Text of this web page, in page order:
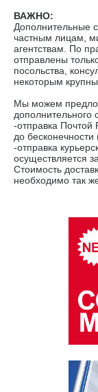
ВАЖНО:
Дополнительные
частным лицам,
агентствам. По
отправлены
посольства,
некоторым
Мы можем
дополнительного
-отправка Почтой
до
-отправка
осуществляется
Стоимость
необходимо так